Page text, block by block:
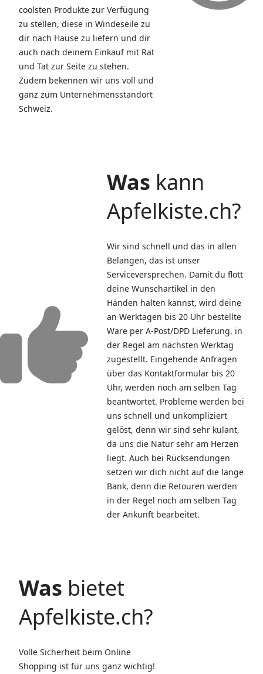
coolsten Produkte zur Verfügung
zu stellen, diese in Windeseile zu
dir nach Hause zu liefern und dir
auch nach deinem Einkauf mit Rat
und Tat zur Seite zu stehen.
Zudem bekennen wir uns voll und
ganz zum Unternehmensstandort
Schweiz.
Was kann
Apfelkiste.ch?
Wir sind schnell und das in allen
Belangen, das ist unser
Serviceversprechen. Damit du flott
deine Wunschartikel in den
Händen halten kannst, wird deine
an Werktagen bis 20 Uhr bestellte
Ware per A-Post/DPD Lieferung, in
der Regel am nächsten Werktag
zugestellt. Eingehende Anfragen
über das Kontaktformular bis 20
Uhr, werden noch am selben Tag
beantwortet. Probleme werden bei
uns schnell und unkompliziert
gelöst, denn wir sind sehr kulant,
da uns die Natur sehr am Herzen
liegt. Auch bei Rücksendungen
setzen wir dich nicht auf die lange
Bank, denn die Retouren werden
in der Regel noch am selben Tag
der Ankunft bearbeitet.
Was bietet
Apfelkiste.ch?
Volle Sicherheit beim Online
Shopping ist für uns ganz wichtig!